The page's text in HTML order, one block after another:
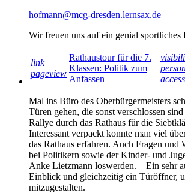
hofmann@mcg-dresden.lernsax.de
Wir freuen uns auf ein genial sportliches
link
pageview
Rathaustour für die 7.
Klassen: Politik zum
Anfassen
Mal ins Büro des Oberbürgermeisters
Türen gehen, die sonst verschlossen
Rallye durch das Rathaus für die
Interessant verpackt konnte man viel
das Rathaus erfahren. Auch Fragen und
bei Politikern sowie der Kinder- und
Anke Lietzmann loswerden. – Ein sehr
Einblick und gleichzeitig ein Türöffner,
mitzugestalten.